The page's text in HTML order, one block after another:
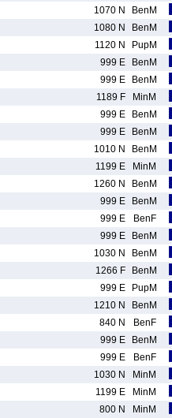
1070 N BenM
1080 N BenM
1120 N PupM
999 E BenM
999 E BenM
1189 F MinM
999 E BenM
999 E BenM
1010 N BenM
1199 E MinM
1260 N BenM
999 E BenM
999 E BenF
999 E BenM
1030 N BenM
1266 F BenM
999 E PupM
1210 N BenM
840 N BenF
999 E BenM
999 E BenF
1030 N MinM
1199 E MinM
800 N MinM